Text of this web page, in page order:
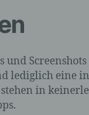
und
lediglich eine
in